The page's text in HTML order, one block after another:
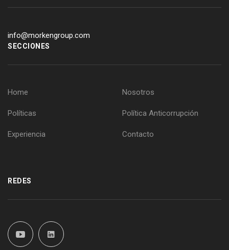
info@morkengroup.com
SECCIONES
Home Nosotros
Políticas Política Anticorrupción
Experiencia Contacto
REDES